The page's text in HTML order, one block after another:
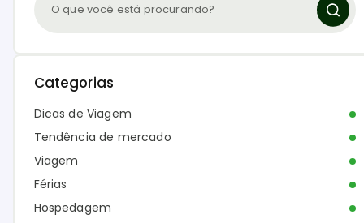
Categorias
Dicas de Viagem
Tendência de mercado
Viagem
Férias
Hospedagem